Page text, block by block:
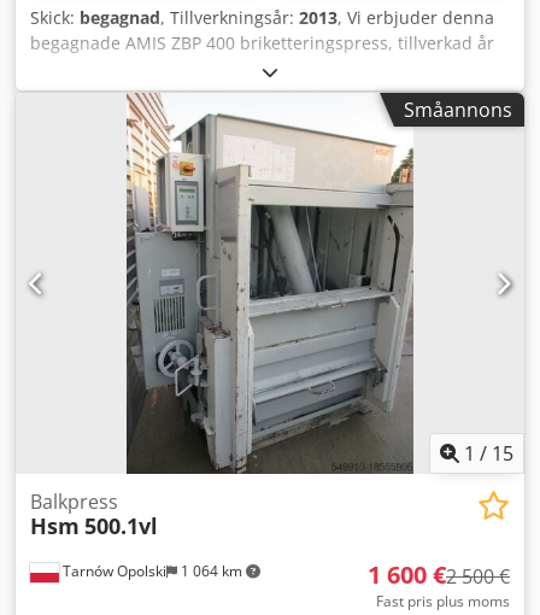
Skick: begagnad, Tillverkningsår: 2013, Vi erbjuder denna
begagnade AMIS ZBP 400 briketteringspress, tillverkad år
2013. Dessutom erbjuder vi en Forst-flismaskin, modell
ARJES ZWS 110, med transportband. Den kan dock även
säljas separat. AMIS Tillverkare: AMIS Modell: ZBP 400
Tillverkningsår: 2013 Skick: begagnad Maskintyp:
Briketteringspress Forst Flismaskin ZWS 1100 Med 30 kW
motor Sikt: 20 mm Med elektrisk styrning Med
segmentbotten och skjutlucka Dcsdpfx Afjzp Eyfo Ajk Med
tagglist Skjutlucka med rullstyrning Förberedd för
transportbandstransport Vinklat transportband Horisontell
längd: 1700 mm Vertikal längd: 4500 mm Bandbredd: 580
mm Med PVC-band Med metallfri zon Med 1,5 kW-drift Om
du har några frågor eller behöver mer information, skriv
gärna ett meddelande till oss eller ring oss.
Småannons
1 / 15
Tarnów Opolski 1 064 km
Balkpress
Hsm 500.1vl
1 600 €2 500 €
Fast pris plus moms